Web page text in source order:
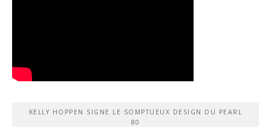
KELLY HOPPEN SIGNE LE SOMPTUEUX DESIGN DU PEARL
80